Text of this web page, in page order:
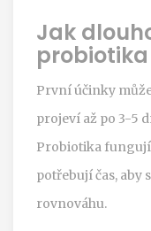
Jak
První účinky
projeví až po 3-5
Probiotika fungují
potřebují čas, aby
rovnováhu.